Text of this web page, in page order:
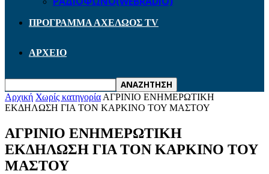
ΠΡΟΓΡΑΜΜΑ ΑΧΕΛΩΟΣ TV
ΑΡΧΕΙΟ
Αρχική Χωρίς κατηγορία ΑΓΡΙΝΙΟ EΝΗΜΕΡΩΤΙΚΗ
ΕΚΔΗΛΩΣΗ ΓΙΑ ΤΟΝ ΚΑΡΚΙΝΟ ΤΟΥ ΜΑΣΤΟΥ
ΑΓΡΙΝΙΟ EΝΗΜΕΡΩΤΙΚΗ
ΕΚΔΗΛΩΣΗ ΓΙΑ ΤΟΝ ΚΑΡΚΙΝΟ ΤΟΥ
ΜΑΣΤΟΥ